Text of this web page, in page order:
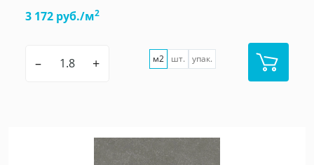
3 172 руб./м2
– + м2 шт. упак.